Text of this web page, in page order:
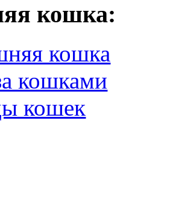
кошка:
кошка
кошками
кошек